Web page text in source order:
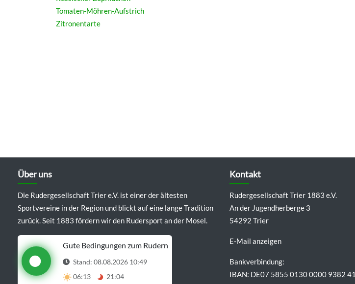
Tomaten-Möhren-Aufstrich
Zitronentarte
Über uns
Die Rudergesellschaft Trier e.V. ist einer der ältesten
Sportvereine in der Region und blickt auf eine lange Tradition
zurück. Seit 1883 fördern wir den Rudersport an der Mosel.
Gute Bedingungen zum Rudern
Stand: 08.08.2026 10:49
06:13
21:04
Kontakt
Rudergesellschaft Trier 1883 e.V.
An der Jugendherberge 3
54292 Trier
E-Mail anzeigen
Bankverbindung:
IBAN: DE07 5855 0130 0000 9382 41